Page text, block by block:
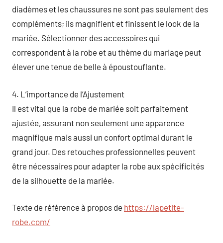
diadèmes et les chaussures ne sont pas seulement des
compléments; ils magnifient et finissent le look de la
mariée. Sélectionner des accessoires qui
correspondent à la robe et au thème du mariage peut
élever une tenue de belle à époustouflante.
4. L’importance de l’Ajustement
Il est vital que la robe de mariée soit parfaitement
ajustée, assurant non seulement une apparence
magnifique mais aussi un confort optimal durant le
grand jour. Des retouches professionnelles peuvent
être nécessaires pour adapter la robe aux spécificités
de la silhouette de la mariée.
Texte de référence à propos de https://lapetite-
robe.com/